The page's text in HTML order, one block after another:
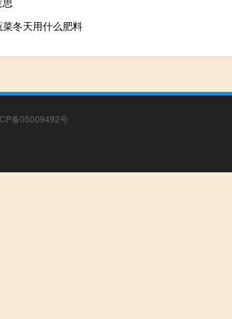
菜冬天用什么肥料
备05009492号